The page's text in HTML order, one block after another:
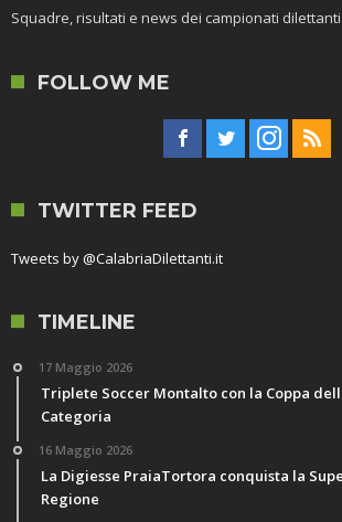
Squadre, risultati e news dei campionati
FOLLOW ME
TWITTER FEED
Tweets by @CalabriaDilettanti.it
TIMELINE
17 Maggio 2026
Triplete Soccer Montalto con la Coppa
Categoria
16 Maggio 2026
La Digiesse PraiaTortora conquista la
Regione